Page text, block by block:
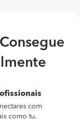
com
como tu.